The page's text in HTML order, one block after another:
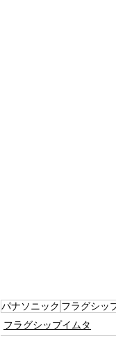
パナソニック フラグシッ
フラグシップイムタ